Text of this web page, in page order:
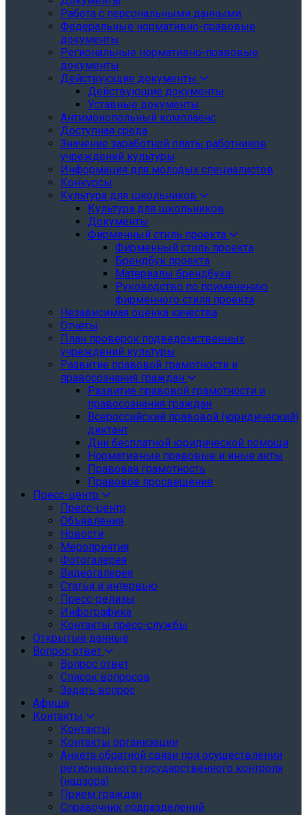
Работа с персональными данными
Федеральные нормативно-правовые
документы
Региональные нормативно-правовые
документы
Действующие документы
Действующие документы
Уставные документы
Антимонопольный комплаенс
Доступная среда
Значение заработной платы работников
учреждений культуры
Информация для молодых специалистов
Конкурсы
Культура для школьников
Культура для школьников
Документы
Фирменный стиль проекта
Фирменный стиль проекта
Брендбук проекта
Материалы брендбука
Руководство по применению
фирменного стиля проекта
Независимая оценка качества
Отчеты
План проверок подведомственных
учреждений культуры
Развитие правовой грамотности и
правосознания граждан
Развитие правовой грамотности и
правосознания граждан
Всероссийский правовой (юридический)
диктант
Дни бесплатной юридической помощи
Нормативные правовые и иные акты
Правовая грамотность
Правовое просвещение
Пресс-центр
Пресс-центр
Объявления
Новости
Мероприятия
Фотогалерея
Видеогалерея
Статьи и интервью
Пресс-релизы
Инфографика
Контакты пресс-службы
Открытые данные
Вопрос ответ
Вопрос ответ
Список вопросов
Задать вопрос
Афиша
Контакты
Контакты
Контакты организации
Анкета обратной связи при осуществлении
регионального государственного контроля
(надзора)
Прием граждан
Справочник подразделений